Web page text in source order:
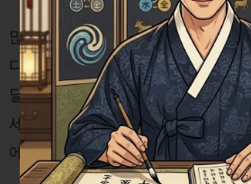
많은 납세자들이 경정 통지를 언
다. 경정 통지는 즉시 이루어지지
달 혹은 몇 년이 지나서야 통보될
세청의 검토 주기에 따라 달라질
에 오류를 발견하고 수정하는 것